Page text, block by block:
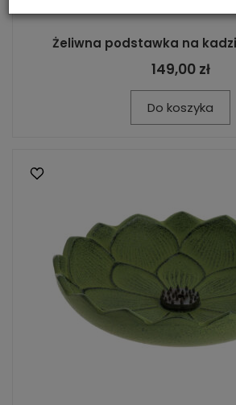
Żeliwna podstawka na
149,00 zł
Do koszyka